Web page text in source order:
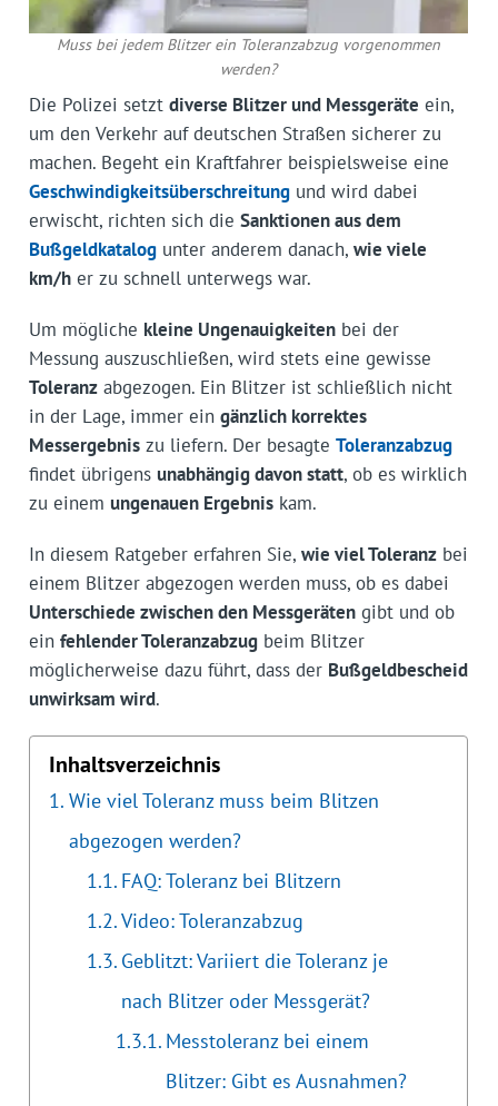
Muss bei jedem Blitzer ein Toleranz­abzug vorgenommen
werden?
Die Polizei setzt diverse Blitzer und Messgeräte ein,
um den Verkehr auf deutschen Straßen sicherer zu
machen. Begeht ein Kraftfahrer beispielsweise eine
Geschwindigkeitsüberschreitungund wird dabei
erwischt, richten sich die Sanktionen aus dem
Bußgeldkatalogunter anderem danach, wie viele
km/her zu schnell unterwegs war.
Um mögliche kleine Ungenauigkeitenbei der
Messung auszuschließen, wird stets eine gewisse
Toleranzabgezogen. Ein Blitzer ist schließlich nicht
in der Lage, immer ein gänzlich korrektes
Messergebniszu liefern. Der besagte Toleranzabzug
findet übrigens unabhängig davon statt, ob es wirklich
zu einem ungenauen Ergebniskam.
In diesem Ratgeber erfahren Sie, wie viel Toleranzbei
einem Blitzer abgezogen werden muss, ob es dabei
Unterschiede zwischen den Messgerätengibt und ob
ein fehlender Toleranzabzugbeim Blitzer
möglicherweise dazu führt, dass der Bußgeldbescheid
unwirksam wird.
Inhaltsverzeichnis
Wie viel Toleranz muss beim Blitzen
abgezogen werden?
FAQ: Toleranz bei Blitzern
Video: Toleranzabzug
Geblitzt: Variiert die Toleranz je
nach Blitzer oder Messgerät?
Messtoleranz bei einem
Blitzer: Gibt es Ausnahmen?